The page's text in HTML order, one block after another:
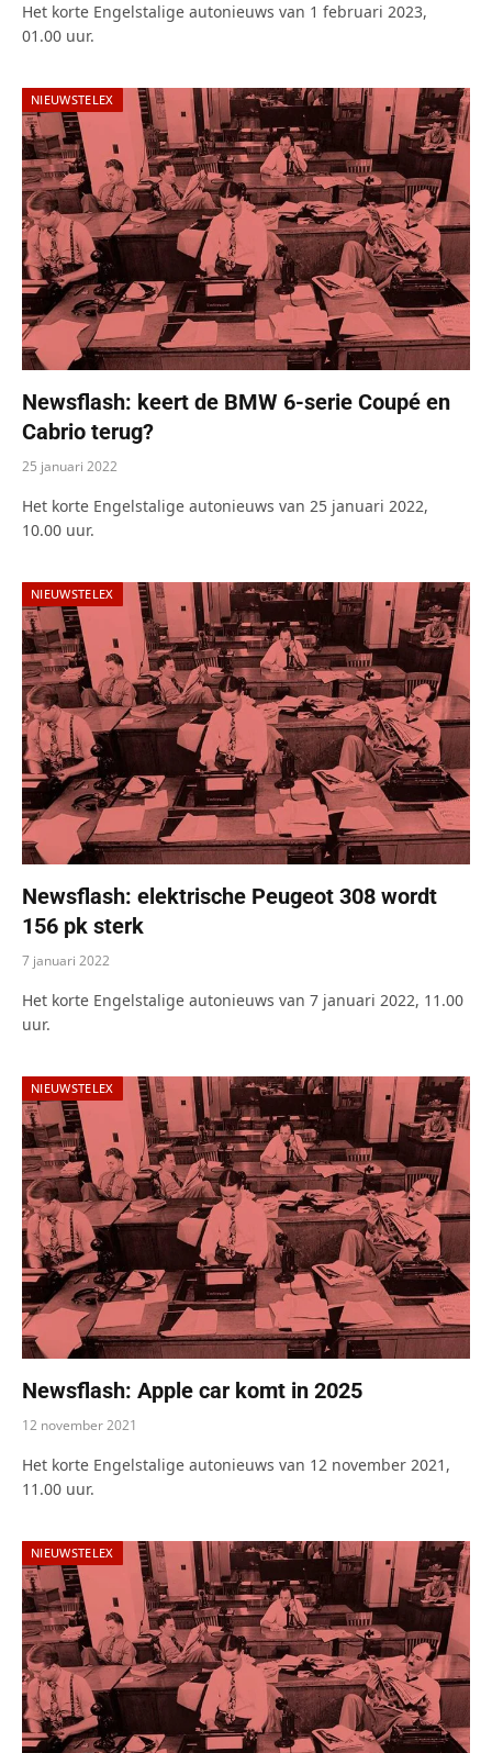
Het korte Engelstalige autonieuws van 1 februari 2023,
01.00 uur.
NIEUWSTELEX
Newsflash: keert de BMW 6-serie Coupé en
Cabrio terug?
25 januari 2022
Het korte Engelstalige autonieuws van 25 januari 2022,
10.00 uur.
NIEUWSTELEX
Newsflash: elektrische Peugeot 308 wordt
156 pk sterk
7 januari 2022
Het korte Engelstalige autonieuws van 7 januari 2022, 11.00
uur.
NIEUWSTELEX
Newsflash: Apple car komt in 2025
12 november 2021
Het korte Engelstalige autonieuws van 12 november 2021,
11.00 uur.
NIEUWSTELEX